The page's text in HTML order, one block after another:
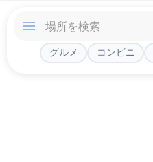
グルメ コンビニ